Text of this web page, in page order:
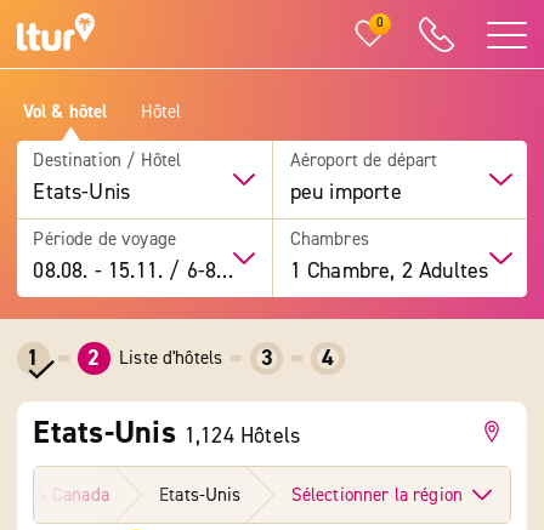
0
Vol & hôtel Hôtel
Destination / Hôtel
Etats-Unis
Aéroport de départ
peu importe
Période de voyage
08.08. -15.11. / 6-8 jours
Chambres
1 Chambre, 2 Adultes
1 2 Liste d'hôtels 3 4
Etats-Unis 1,124 Hôtels
& Canada Etats-Unis Sélectionner la région